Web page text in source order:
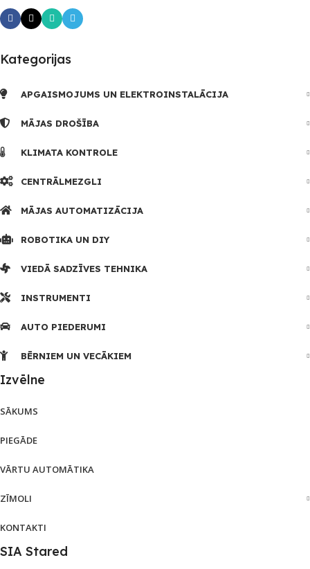
Kategorijas
APGAISMOJUMS UN ELEKTROINSTALĀCIJA
MĀJAS DROŠĪBA
KLIMATA KONTROLE
CENTRĀLMEZGLI
MĀJAS AUTOMATIZĀCIJA
ROBOTIKA UN DIY
VIEDĀ SADZĪVES TEHNIKA
INSTRUMENTI
AUTO PIEDERUMI
BĒRNIEM UN VECĀKIEM
Izvēlne
SĀKUMS
PIEGĀDE
VĀRTU AUTOMĀTIKA
ZĪMOLI
KONTAKTI
SIA Stared